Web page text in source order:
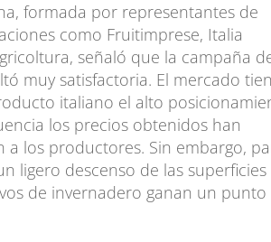
formada por representantes de
como Fruitimprese, Italia
señaló que la campaña
muy satisfactoria. El mercado
italiano el alto
los precios obtenidos han
a los productores. Sin embargo,
ligero descenso de las superficies
de invernadero ganan un punto